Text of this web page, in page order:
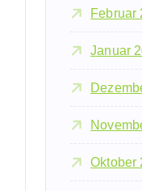
Februar
Januar
Oktober